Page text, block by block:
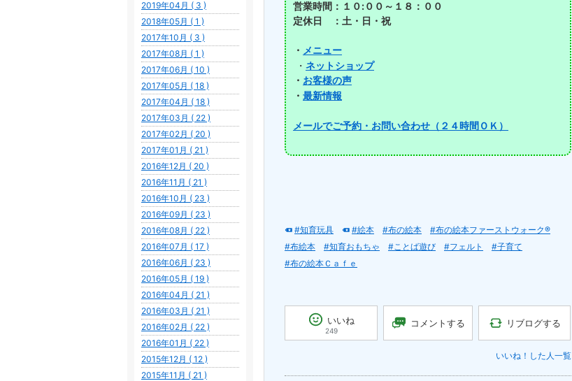
営業時間：１０:００～１８：００
定休日 ：土・日・祝
・ メニュー
・ ネットショップ
・ お客様の声
・ 最新情報
メールでご予約・お問い合わせ（２４時間ＯＫ）
#知育玩具 #絵本 #布の絵本
#布の絵本ファーストウォーク®
#布絵本
#知育おもちゃ #ことば遊び #フェルト
#子育て
#布の絵本Ｃａｆｅ
いいね
249
コメントする リブログする
いいね！した人一覧
2019年04月 ( 3 )
2018年05月 ( 1 )
2017年10月 ( 3 )
2017年08月 ( 1 )
2017年06月 ( 10 )
2017年05月 ( 18 )
2017年04月 ( 18 )
2017年03月 ( 22 )
2017年02月 ( 20 )
2017年01月 ( 21 )
2016年12月 ( 20 )
2016年11月 ( 21 )
2016年10月 ( 23 )
2016年09月 ( 23 )
2016年08月 ( 22 )
2016年07月 ( 17 )
2016年06月 ( 23 )
2016年05月 ( 19 )
2016年04月 ( 21 )
2016年03月 ( 21 )
2016年02月 ( 22 )
2016年01月 ( 22 )
2015年12月 ( 12 )
2015年11月 ( 21 )